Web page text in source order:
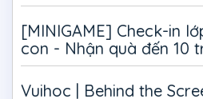
[MINIGAME] Check-in
con - Nhận quà đến 10
Vuihoc | Behind the